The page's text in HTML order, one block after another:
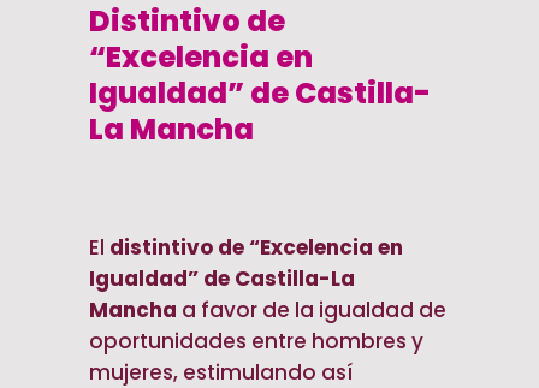
Distintivo de
“Excelencia en
Igualdad” de Castilla-
La Mancha
El distintivo de “Excelencia en
Igualdad” de Castilla-La
Mancha a favor de la igualdad de
oportunidades entre hombres y
mujeres, estimulando así